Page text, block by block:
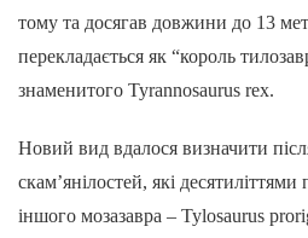
тому та досягав довжини до 13
перекладається як “король
знаменитого Tyrannosaurus rex.
Новий вид вдалося визначити
скам’янілостей, які
іншого мозазавра – Tylosaurus